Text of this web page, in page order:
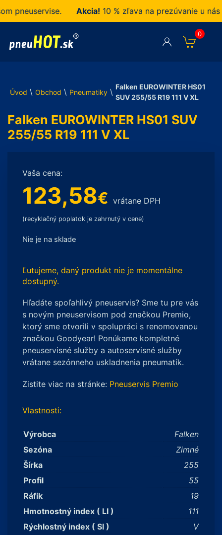
pneuservise. Akcia!10 % zľava na prezúvanie u nás
0
Úvod \ Obchod \ Pneumatiky \
Falken EUROWINTER HS01
SUV 255/55 R19 111 V XL
Falken EUROWINTER HS01 SUV
255/55 R19 111 V XL
Vaša cena:
123,58€ vrátane DPH
(recyklačný poplatok je zahrnutý v cene)
Nie je na sklade
Ľutujeme, daný produkt nie je momentálne
dostupný.
Hľadáte spoľahlivý pneuservis? Sme tu pre vás
s novým pneuservisom pod značkou Premio,
ktorý sme otvorili v spolupráci s renomovanou
značkou Goodyear! Ponúkame kompletné
pneuservisné služby a autoservisné služby
vrátane sezónneho uskladnenia pneumatík.
Zistite viac na stránke: Pneuservis Premio
Vlastnosti:
Výrobca
Falken
Sezóna
Zimné
Šírka
255
Profil
55
Ráfik
19
Hmotnostný index ( LI )
111
Rýchlostný index ( SI )
V